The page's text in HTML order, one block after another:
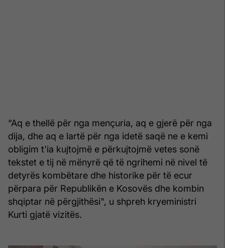
“Aq e thellë për nga mençuria, aq e gjerë për nga
dija, dhe aq e lartë për nga idetë saqë ne e kemi
obligim t'ia kujtojmë e përkujtojmë vetes sonë
tekstet e tij në mënyrë që të ngrihemi në nivel të
detyrës kombëtare dhe historike për të ecur
përpara për Republikën e Kosovës dhe kombin
shqiptar në përgjithësi", u shpreh kryeministri
Kurti gjatë vizitës.